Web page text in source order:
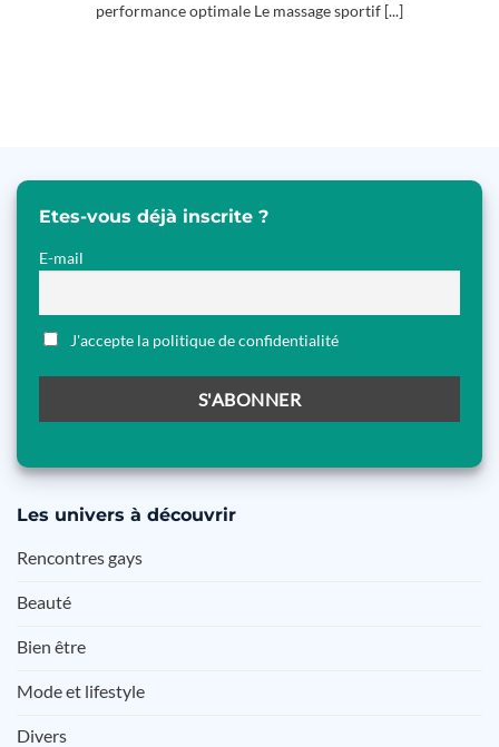
performance optimale Le massage sportif [...]
Etes-vous déjà inscrite ?
E-mail
J'accepte la politique de confidentialité
Les univers à découvrir
Rencontres gays
Beauté
Bien être
Mode et lifestyle
Divers